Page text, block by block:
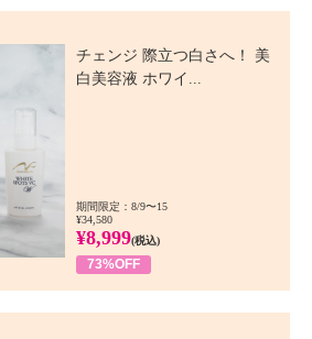
チェンジ 際立つ白さへ！ 美
白美容液 ホワイ...
期間限定：8/9〜15
¥34,580
¥8,999(税込)
73%OFF